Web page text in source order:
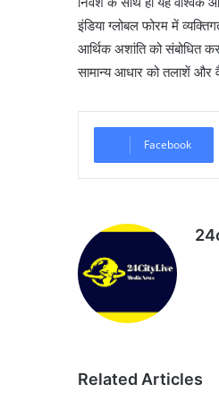
इंडिया ग्लोबल फोरम में
आर्थिक अशांति को संबोधित
सामान्य आधार को तलाशें और
Facebook
Related Articles